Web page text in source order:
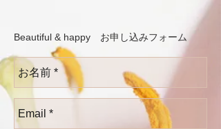
Beautiful & happy お申し込みフォーム